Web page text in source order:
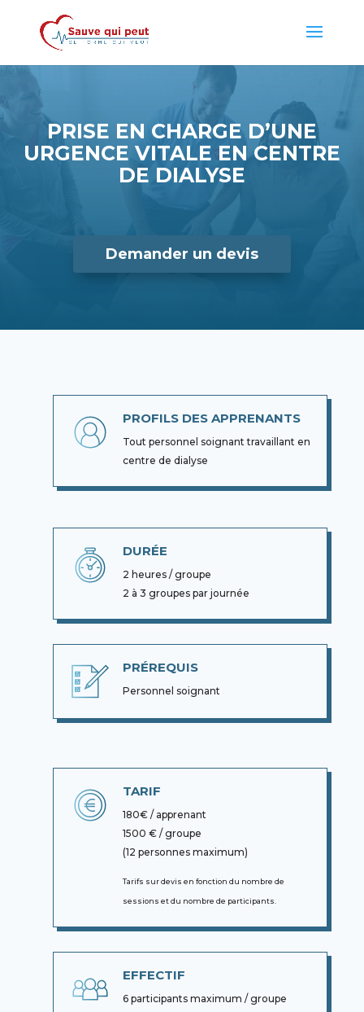
PRISE EN CHARGE D’UNE
URGENCE VITALE EN CENTRE
DE DIALYSE
Demander un devis
PROFILS DES APPRENANTS
Tout personnel soignant travaillant en
centre de dialyse
DURÉE
2 heures / groupe
2 à 3 groupes par journée
PRÉREQUIS
Personnel soignant
TARIF
180€ / apprenant
1500 € / groupe
(12 personnes maximum)
Tarifs sur devis en fonction du nombre de
sessions et du nombre de participants.
EFFECTIF
6 participants maximum / groupe